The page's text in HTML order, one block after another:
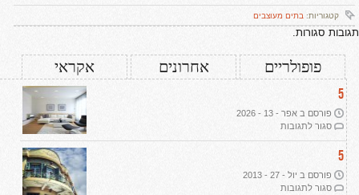
קטגוריות: בתים מעוצבים
תגובות סגורות.
פופולריים אחרונים אקראי
5
פורסם ב אפר - 13 - 2026
סגור לתגובותעל
ב-2026:
שבעה
5
פורסם ב יול - 27 - 2013
סגור לתגובותעל